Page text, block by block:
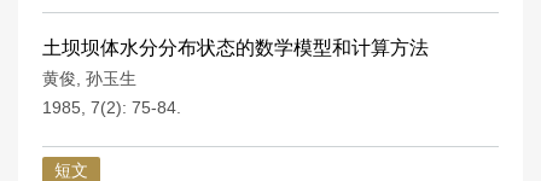
土坝坝体水分分布状态的数学模型和计算方法
黄俊 孙玉生
1985, 7(2): 75-84.
短文